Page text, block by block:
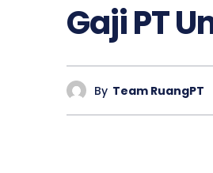
Gaji PT
By Team RuangPT